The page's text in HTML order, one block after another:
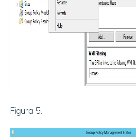
Figura 5.